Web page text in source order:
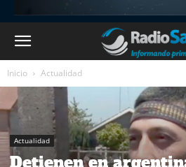
Inicio Actualidad
Actualidad